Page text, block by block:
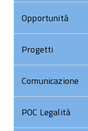
Opportunità
Progetti
Comunicazione
POC Legalità